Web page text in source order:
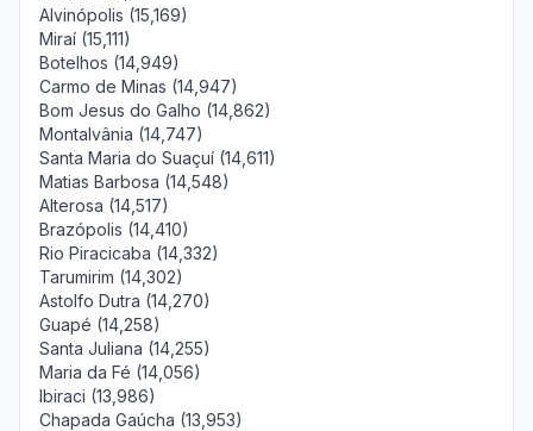
Alvinópolis (15,169)
Miraí (15,111)
Botelhos (14,949)
Carmo de Minas (14,947)
Bom Jesus do Galho (14,862)
Montalvânia (14,747)
Santa Maria do Suaçuí (14,611)
Matias Barbosa (14,548)
Alterosa (14,517)
Brazópolis (14,410)
Rio Piracicaba (14,332)
Tarumirim (14,302)
Astolfo Dutra (14,270)
Guapé (14,258)
Santa Juliana (14,255)
Maria da Fé (14,056)
Ibiraci (13,986)
Chapada Gaúcha (13,953)